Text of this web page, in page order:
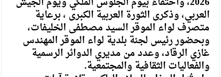
العربي، وذكرى الثورة العربية الكبرى ، برعاية
متصرف لواء الموقر السيد مصطفى الخليفات،
وبحضور رئيس لجنة بلدية لواء الموقر المهندس
غازي الرقاد، وعدد من مديري الدوائر الرسمية
والفعاليات الثقافية والمجتمعية.